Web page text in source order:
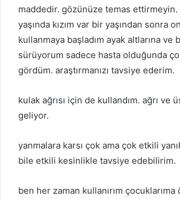
maddedir. gözünüze temas ettirmeyin.
yaşında kızım var bir yaşından sonra
kullanmaya başladım ayak altlarına ve
sürüyorum sadece hasta olduğunda
gördüm. araştırmanızı tavsiye ederim.
kulak ağrısı için de kullandım. ağrı ve
geliyor.
yanmalara karsı çok ama çok etkili
bile etkili kesinlikle tavsiye edebilirim.
ben her zaman kullanırım çocuklarıma